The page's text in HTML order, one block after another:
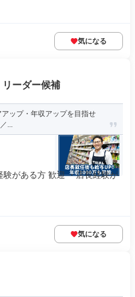
気になる
ーダー候補
ップ・年収アップを目指せ
...
がある方 歓迎 ・店長経験が
気になる